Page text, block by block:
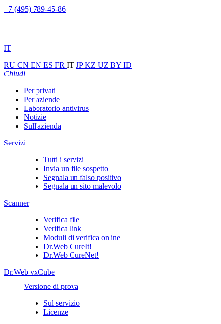
+7 (495) 789-45-86
IT
RU CN EN ES FR IT JPKZ UZ BY ID
Chiudi
Per privati
Per aziende
Laboratorio antivirus
Notizie
Sull'azienda
Servizi
Tutti i servizi
Invia un file sospetto
Segnala un falso positivo
Segnala un sito malevolo
Scanner
Verifica file
Verifica link
Moduli di verifica online
Dr.Web CureIt!
Dr.Web CureNet!
Dr.Web vxCube
Versione di prova
Sul servizio
Licenze